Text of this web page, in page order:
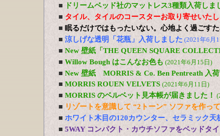
■
ドリームベッド社のマットレス3種類入荷しま
■ タイル、タイルのコースターお取り寄せいた
■ 眠るだけではもったいない。心地よく過ごす
■ 涼しげな透明「花瓶」入荷しました (2021年6月
■ New 壁紙「THE QUEEN SQUARE
■ Willow Bough はこんなお色も (2021年6月15日)
■ New 壁紙 MORRIS & Co. Ben Pentreath 入
■ MORRIS ROUEN VELVETS (2021年6月11日)
■ MORRIS のベルベット見本帳が届きました！
■ リゾートを意識して “2トーン” ソファを作っ
■ ホワイト木目の120カウンター、セラミック天
■ 5WAY コンパクト・カウチソファをベッドタ